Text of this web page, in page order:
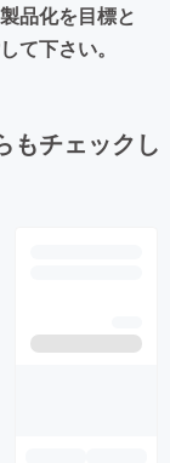
品化を目標と
て下さい。
もチェックし